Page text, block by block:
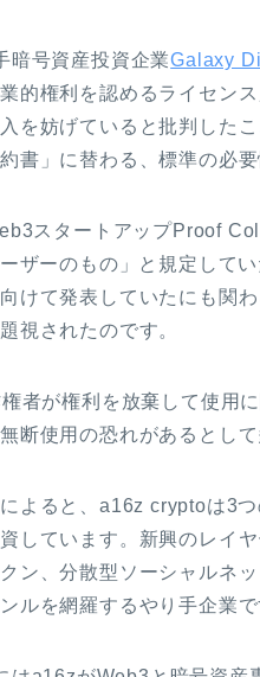
暗号資産投資企業Galaxy
的権利を認めるライセン
を妨げていると批判した
書」に替わる、標準の必要
スタートアップProof
ザーのもの」と規定して
けて発表していたにも関
視されたのです。
者が権利を放棄して使用
断使用の恐れがあるとし
よると、a16z cryptoは3
資しています。新興のレイ
ン、分散型ソーシャルネ
ルを網羅するやり手企業で